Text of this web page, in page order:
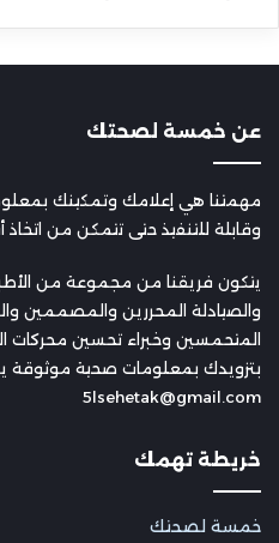
عن خمسة لصحتك
مهمتنا هي إعلامك وتمكينك
وقابلة للتنفيذ حتى تتمكن من
يتكون فريقنا من مجموعة من
والصيادلة المحررين والمصممين
المتحمسين وخبراء تحسين محركات
بتزويدك بمعلومات صحية موثوقة
5lsehetak@gmail.com
خريطة تهمك
خمسة لصحتك